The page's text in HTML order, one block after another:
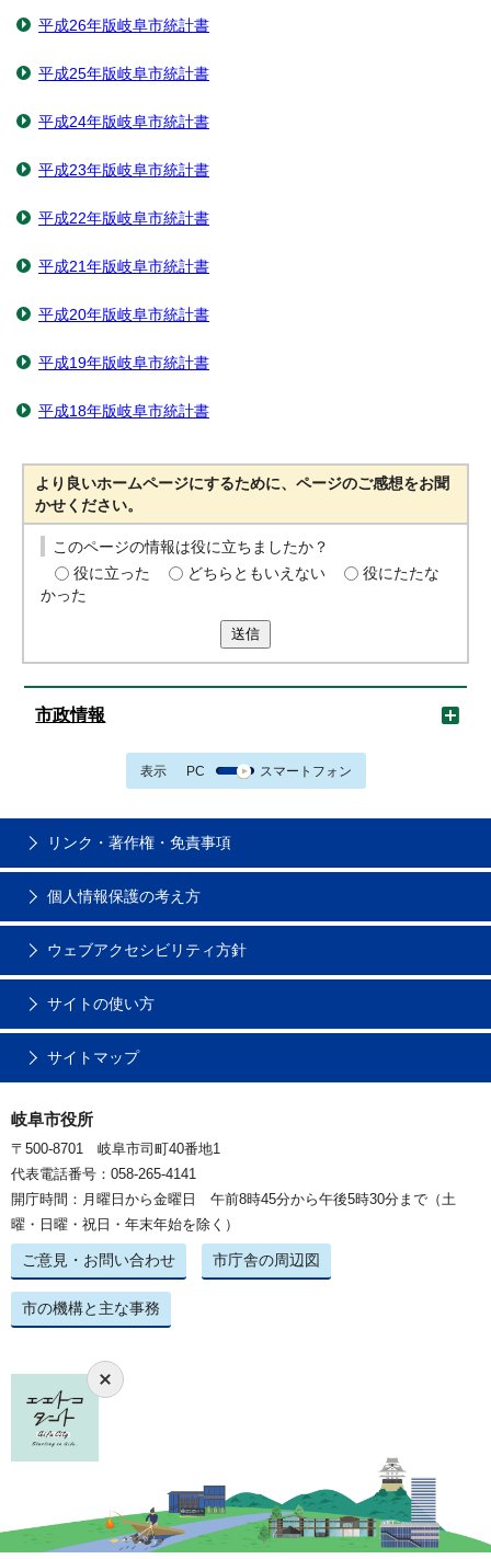
平成26年版岐阜市統計書
平成25年版岐阜市統計書
平成24年版岐阜市統計書
平成23年版岐阜市統計書
平成22年版岐阜市統計書
平成21年版岐阜市統計書
平成20年版岐阜市統計書
平成19年版岐阜市統計書
平成18年版岐阜市統計書
より良いホームページにするために、ページのご感想をお聞
かせください。
このページの情報は役に立ちましたか？
役に立った
どちらともいえない
役にたたな
かった
送信
市政情報
表示 PC スマートフォン
リンク・著作権・免責事項
個人情報保護の考え方
ウェブアクセシビリティ方針
サイトの使い方
サイトマップ
岐阜市役所
〒500-8701 岐阜市司町40番地1
代表電話番号：058-265-4141
開庁時間：月曜日から金曜日 午前8時45分から午後5時30分まで（土
曜・日曜・祝日・年末年始を除く）
ご意見・お問い合わせ 市庁舎の周辺図
市の機構と主な事務